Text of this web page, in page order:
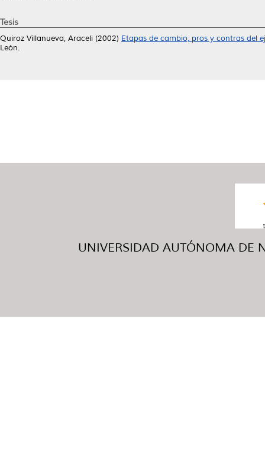
Tesis
Quiroz Villanueva, Araceli (2002) Etapas de cambio, pros y contras del
León.
UNIVERSIDAD AUTÓNOMA DE